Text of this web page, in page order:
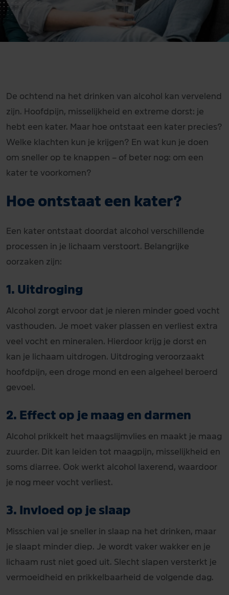
De ochtend na het drinken van alcohol kan vervelend
zijn. Hoofdpijn, misselijkheid en extreme dorst: je
hebt een kater. Maar hoe ontstaat een kater precies?
Welke klachten kun je krijgen? En wat kun je doen
om sneller op te knappen – of beter nog: om een
kater te voorkomen?
Hoe ontstaat een kater?
Een kater ontstaat doordat alcohol verschillende
processen in je lichaam verstoort. Belangrijke
oorzaken zijn:
1. Uitdroging
Alcohol zorgt ervoor dat je nieren minder goed vocht
vasthouden. Je moet vaker plassen en verliest extra
veel vocht en mineralen. Hierdoor krijg je dorst en
kan je lichaam uitdrogen. Uitdroging veroorzaakt
hoofdpijn, een droge mond en een algeheel beroerd
gevoel.
2. Effect op je maag en darmen
Alcohol prikkelt het maagslijmvlies en maakt je maag
zuurder. Dit kan leiden tot maagpijn, misselijkheid en
soms diarree. Ook werkt alcohol laxerend, waardoor
je nog meer vocht verliest.
3. Invloed op je slaap
Misschien val je sneller in slaap na het drinken, maar
je slaapt minder diep. Je wordt vaker wakker en je
lichaam rust niet goed uit. Slecht slapen versterkt je
vermoeidheid en prikkelbaarheid de volgende dag.